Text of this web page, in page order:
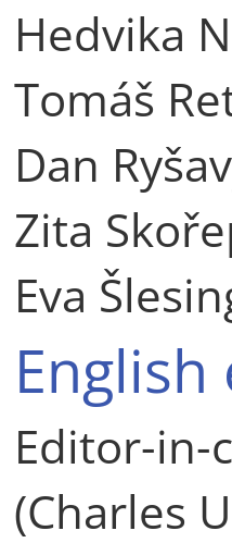
Hedvika
Tomáš
Dan
Zita
Eva
Editor-in-
(Charles